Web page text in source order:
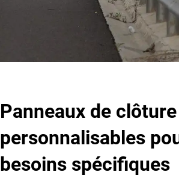
Panneaux de
personnalisables
besoins spécifiques